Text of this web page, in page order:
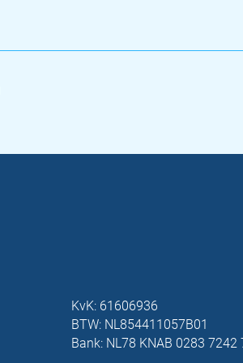
KvK: 61606936
BTW: NL854411057B01
Bank: NL78 KNAB 0283 7242